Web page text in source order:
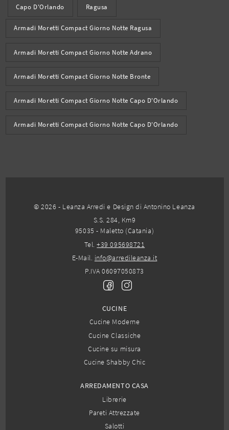
Capo D'Orlando Ragusa
Armadi Moretti Compact Giorno Notte Ragusa
Armadi Moretti Compact Giorno Notte Adrano
Armadi Moretti Compact Giorno Notte Bronte
Armadi Moretti Compact Giorno Notte Capo D'Orlando
Armadi Moretti Compact Giorno Notte Capo D'Orlando
© 2026 - Leanza Arredi e Design di Antonino Leanza
S.S. 284, Km9
95035 - Maletto (Catania)
Tel.+39 095698721
E-Mail. info@arredileanza.it
P.IVA 06097050873
CUCINE
Cucine Moderne
Cucine Classiche
Cucine su misura
Cucine Shabby Chic
ARREDAMENTO CASA
Librerie
Pareti Attrezzate
Salotti